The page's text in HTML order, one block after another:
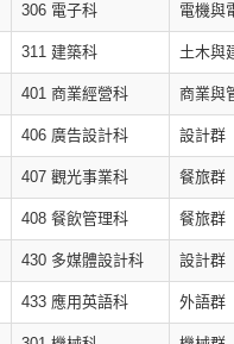
306 電子科 電機與
311 建築科 土木與
401 商業經營科 商業與
406 廣告設計科 設計群
407 觀光事業科 餐旅群
408 餐飲管理科 餐旅群
430 多媒體設計科 設計群
433 應用英語科 外語群